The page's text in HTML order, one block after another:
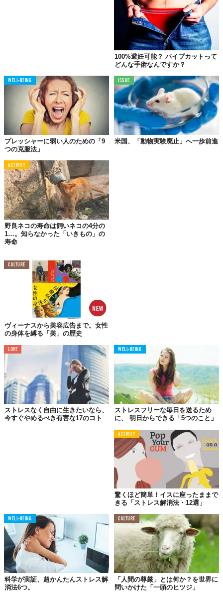
でもこれからは、もう子ネコに術前後の食事を我慢させること
も、術後の痛みに耐えさせることも、しなくてよくなるかもしれ
というのも先日、米「マサチューセッツ総合病院」の研究チーム
性を明らかにしたから。
研究者たちは、「抗ミュラー管ホルモン（AMH）」とよばれる、
卵巣や精巣のなかで自然に分泌されるホルモンに避妊効果がある
ことを発見。このホルモンを増加させることで、卵胞の成長を阻
害し、排卵と受精を防げることがわかった。
そこで実験では、遺伝子療法を利用し、注射によってネコの体内
のAHM濃度を通常の約100倍まで高めてみた。
すると2年間にわたる観察期間のなかで、治療を受けなかったネコ
はみな妊娠したのに対して、治療を受けたネコは
ことがなかったそう。
外科手術や麻酔によるリスクなしに、一回の治療でこの効果を得
られるとしたら、多くのネコとその飼い主にとっては非常に嬉し
いニュースでは？
わらず、エストロゲンなどの
ず、副作用も引き起こすことがなかった
とはいえ、この技術はまだ開発段階であり、治療のコスト削減
や、発情行動の抑制ができるかどうか明らかにすることが課題と
なっている。
研究者らは今後、この避妊効果を永久的に継続させるため引き続
き研究を進める予定で、将来的には飼い主のいないノラ猫、地域
猫の個体数をコントロールできるようになることを目標としてい
いずれ、ネコだけでなく犬やその他のペットのためにも、同様の
遺伝子療法が開発されていくことに期待したい。
Reference:
Durable contraception in the female domestic cat using viral-vectored delivery of
a feline anti-Müllerian hormone transgene
Top image: ©iStock.com/Oleh_Slobodeniuk
TABI LABO
この世界は、もっと広いはずだ。
100%避妊可能？ パイプカットって
どんな手術なんですか？
WELL-BEING
プレッシャーに弱い人のための「9
つの克服法」
ISSUE
米国、「動物実験廃止」へ一歩前進
ACTIVITY
野良ネコの寿命は飼いネコの4分の
1…。知らなかった「いきもの」の
寿命
CULTURE
ヴィーナスから美容広告まで。女性
の身体を縛る「美」の歴史
LOVE
ストレスなく自由に生きたいなら、
今すぐやめるべき有害な17のコト
WELL-BEING
ストレスフリーな毎日を送るため
に、 明日からできる「5つのこと」
ACTIVITY
驚くほど簡単！イスに座ったままで
きる「ストレス解消法・12選」
WELL-BEING
科学が実証、超かんたんストレス解
消法6つ。
CULTURE
「人間の尊厳」とは何か？を世界に
問いかけた「一頭のヒツジ」